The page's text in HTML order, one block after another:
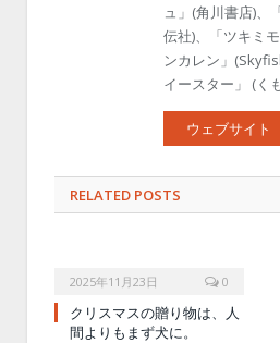
ュ」(角川書店)、
伝社)、「ツキミ
ンカレン」
イースター」 (く
ウェブサイト
RELATED POSTS
2025年11月23日 0
クリスマスの贈り物は、人
間よりもまず犬に。